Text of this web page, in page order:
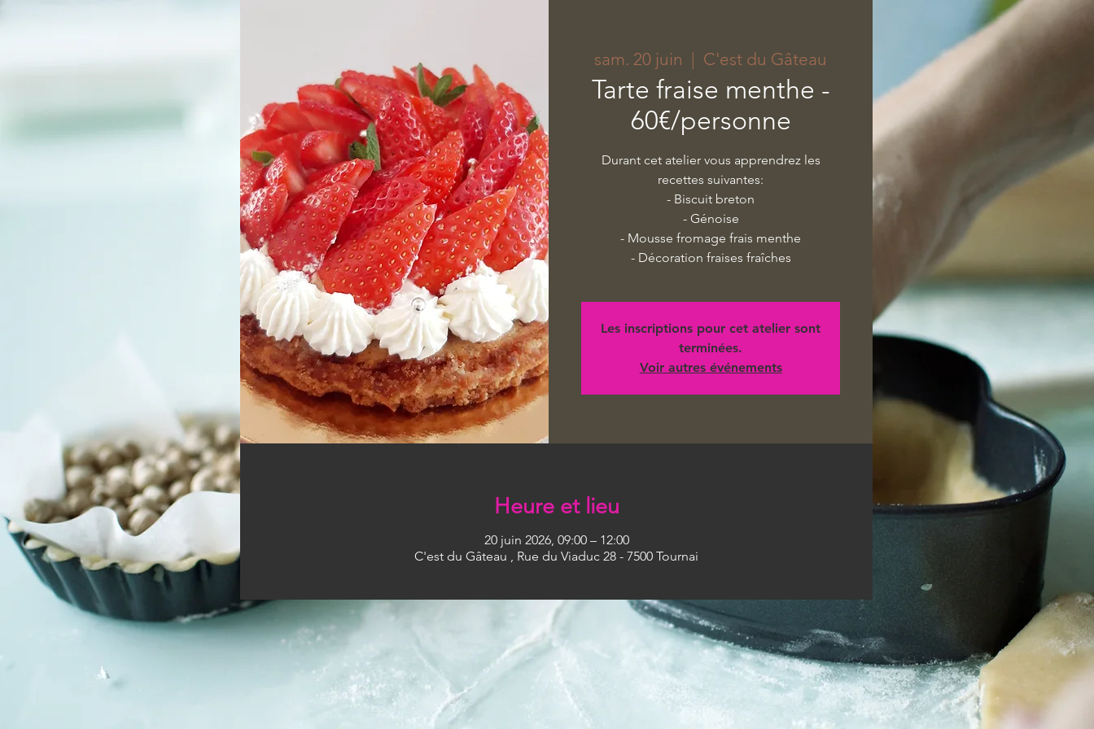
sam. 20 juin
  |
C'est du Gâteau
Tarte fraise menthe -
60€/personne
Durant cet atelier vous apprendrez les
recettes suivantes:
- Biscuit breton
- Génoise
- Mousse fromage frais menthe
- Décoration fraises fraîches
Les inscriptions pour cet atelier sont
terminées.
Voir autres événements
Heure et lieu
20 juin 2026, 09:00 – 12:00
C'est du Gâteau , Rue du Viaduc 28 - 7500 Tournai